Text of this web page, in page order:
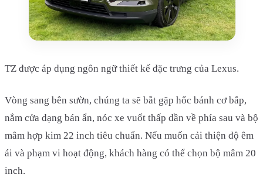
TZ được áp dụng ngôn ngữ thiết kế đặc trưng của Lexus.
Vòng sang bên sườn, chúng ta sẽ bắt gặp hốc bánh cơ bắp,
nắm cửa dạng bán ẩn, nóc xe vuốt thấp dần về phía sau và bộ
mâm hợp kim 22 inch tiêu chuẩn. Nếu muốn cải thiện độ êm
ái và phạm vi hoạt động, khách hàng có thể chọn bộ mâm 20
inch.